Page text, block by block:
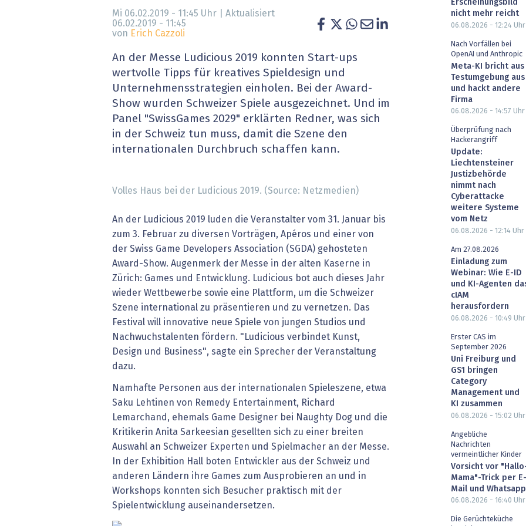
» alle News Gesundheit wird digital
EU-DSGVO
XaaS, Managed Services & Co.
Digital Banking
» alle Dossiers
Artificial Intelligence
Fintech & Insurtech
Professional AV & Digital Signage
Mi 06.02.2019 - 11:45 Uhr | Aktualisiert
06.02.2019 - 11:45
von Erich Cazzoli
An der Messe Ludicious 2019 konnten Start-ups
wertvolle Tipps für kreatives Spieldesign und
Unternehmensstrategien einholen. Bei der Award-
Show wurden Schweizer Spiele ausgezeichnet. Und im
Panel "SwissGames 2029" erklärten Redner, was sich
in der Schweiz tun muss, damit die Szene den
internationalen Durchbruch schaffen kann.
Volles Haus bei der Ludicious 2019. (Source: Netzmedien)
An der Ludicious 2019 luden die Veranstalter vom 31. Januar bis
zum 3. Februar zu diversen Vorträgen, Apéros und einer von
der Swiss Game Developers Association (SGDA) gehosteten
Award-Show. Augenmerk der Messe in der alten Kaserne in
Zürich: Games und Entwicklung. Ludicious bot auch dieses Jahr
wieder Wettbewerbe sowie eine Plattform, um die Schweizer
Szene international zu präsentieren und zu vernetzen. Das
Festival will innovative neue Spiele von jungen Studios und
Nachwuchstalenten fördern. "Ludicious verbindet Kunst,
Design und Business", sagte ein Sprecher der Veranstaltung
dazu.
Namhafte Personen aus der internationalen Spieleszene, etwa
Saku Lehtinen von Remedy Entertainment, Richard
Lemarchand, ehemals Game Designer bei Naughty Dog und die
Kritikerin Anita Sarkeesian gesellten sich zu einer breiten
Auswahl an Schweizer Experten und Spielmacher an der Messe.
In der Exhibition Hall boten Entwickler aus der Schweiz und
anderen Ländern ihre Games zum Ausprobieren an und in
Workshops konnten sich Besucher praktisch mit der
Spielentwicklung auseinandersetzen.
Erscheinungsbild
nicht mehr reicht
06.08.2026 - 12:24 Uhr
Nach Vorfällen bei
OpenAI und Anthropic
Meta-KI bricht aus
Testumgebung aus
und hackt andere
Firma
06.08.2026 - 14:57 Uhr
Überprüfung nach
Hackerangriff
Update:
Liechtensteiner
Justizbehörde
nimmt nach
Cyberattacke
weitere Systeme
vom Netz
06.08.2026 - 12:14 Uhr
Am 27.08.2026
Einladung zum
Webinar: Wie E-ID
und KI-Agenten
cIAM
herausfordern
06.08.2026 - 10:49 Uhr
Erster CAS im
September 2026
Uni Freiburg und
GS1 bringen
Category
Management und
KI zusammen
06.08.2026 - 15:02 Uhr
Angebliche
Nachrichten
vermeintlicher Kinder
Vorsicht vor
Mama"-Trick per E-
Mail und Whatsapp
06.08.2026 - 16:40 Uhr
Die Gerüchteküche